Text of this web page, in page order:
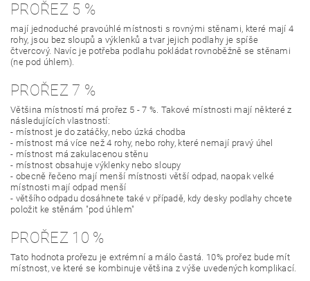
PROŘEZ 5 %
mají jednoduché pravoúhlé místnosti s rovnými stěnami, které mají 4
rohy, jsou bez sloupů a výklenků a tvar jejich podlahy je spíše
čtvercový. Navíc je potřeba podlahu pokládat rovnoběžně se stěnami
(ne pod úhlem).
PROŘEZ 7 %
Většina místností má prořez 5 - 7 %. Takové místnosti mají některé z
následujících vlastností:
- místnost je do zatáčky, nebo úzká chodba
- místnost má více než 4 rohy, nebo rohy, které nemají pravý úhel
- místnost má zakulacenou stěnu
- místnost obsahuje výklenky nebo sloupy
- obecně řečeno mají menší místnosti větší odpad, naopak velké
místnosti mají odpad menší
- většího odpadu dosáhnete také v případě, kdy desky podlahy chcete
položit ke stěnám "pod úhlem"
PROŘEZ 10 %
Tato hodnota prořezu je extrémní a málo častá. 10% prořez bude mít
místnost, ve které se kombinuje většina z výše uvedených komplikací.